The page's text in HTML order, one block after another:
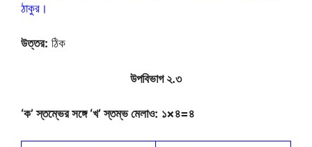
ঠাকুর।
উত্তর: ঠিক
উপবিভাগ ২.৩
‘ক’ স্তম্ভের সঙ্গে ‘খ’ স্তম্ভ মেলাও: ১×৪=৪